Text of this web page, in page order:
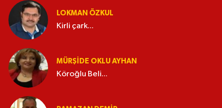
LOKMAN ÖZKUL
Kirli çark...
MÜRŞIDE OKLU AYHAN
Köroğlu Beli...